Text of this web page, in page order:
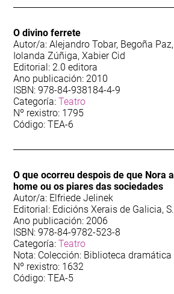
O divino ferrete
Autor/a: Alejandro Tobar, Begoña
Iolanda Zúñiga, Xabier Cid
Editorial: 2.0 editora
Ano publicación: 2010
ISBN: 978-84-938184-4-9
Categoría:Teatro
Nº rexistro: 1795
Código: TEA-6
O que ocorreu despois de que Nora
home ou os piares das sociedades
Autor/a: Elfriede Jelinek
Editorial: Edicións Xerais de Galicia,
Ano publicación: 2006
ISBN: 978-84-9782-523-8
Categoría:Teatro
Nota: Colección: Biblioteca dramática
Nº rexistro: 1632
Código: TEA-5